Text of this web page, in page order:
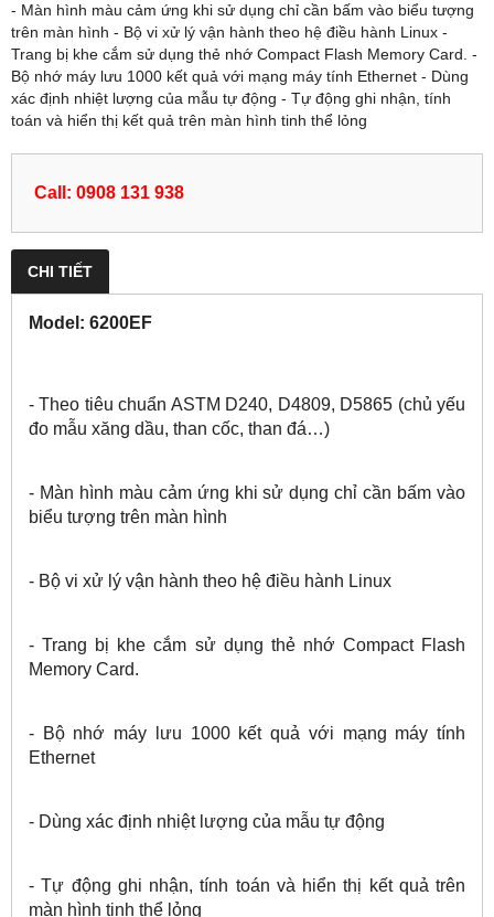
- Màn hình màu cảm ứng khi sử dụng chỉ cần bấm vào biểu tượng
trên màn hình - Bộ vi xử lý vận hành theo hệ điều hành Linux -
Trang bị khe cắm sử dụng thẻ nhớ Compact Flash Memory Card. -
Bộ nhớ máy lưu 1000 kết quả với mạng máy tính Ethernet - Dùng
xác định nhiệt lượng của mẫu tự động - Tự động ghi nhận, tính
toán và hiển thị kết quả trên màn hình tinh thể lỏng
Call: 0908 131 938
CHI TIẾT
Model: 6200EF
- Theo tiêu chuẩn ASTM D240, D4809, D5865 (chủ yếu
đo mẫu xăng dầu, than cốc, than đá…)
- Màn hình màu cảm ứng khi sử dụng chỉ cần bấm vào
biểu tượng trên màn hình
- Bộ vi xử lý vận hành theo hệ điều hành Linux
- Trang bị khe cắm sử dụng thẻ nhớ Compact Flash
Memory Card.
- Bộ nhớ máy lưu 1000 kết quả với mạng máy tính
Ethernet
- Dùng xác định nhiệt lượng của mẫu tự động
- Tự động ghi nhận, tính toán và hiển thị kết quả trên
màn hình tinh thể lỏng